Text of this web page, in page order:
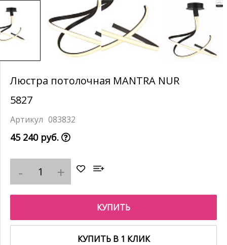
Люстра потолочная MANTRA NUR
5827
083832
45 240 руб.
КУПИТЬ
КУПИТЬ В 1 КЛИК